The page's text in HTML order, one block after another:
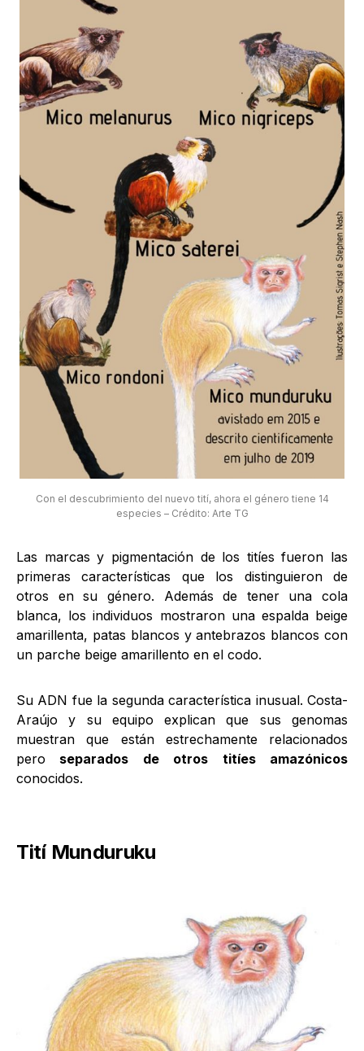
Con el descubrimiento del nuevo tití, ahora el género tiene 14
especies – Crédito: Arte TG
Las marcas y pigmentación de los titíes fueron las
primeras características que los distinguieron de
otros en su género. Además de tener una cola
blanca, los individuos mostraron una espalda beige
amarillenta, patas blancos y antebrazos blancos con
un parche beige amarillento en el codo.
Su ADN fue la segunda característica inusual. Costa-
Araújo y su equipo explican que sus genomas
muestran que están estrechamente relacionados
pero separados de otros titíes amazónicos
conocidos.
Tití Munduruku